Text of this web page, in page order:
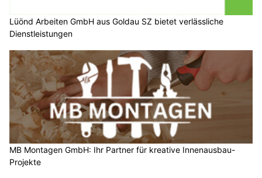
Lüönd Arbeiten GmbH aus Goldau SZ bietet verlässliche
Dienstleistungen
MB Montagen GmbH: Ihr Partner für kreative Innenausbau-
Projekte